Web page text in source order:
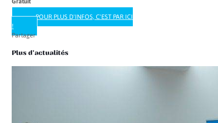
POUR PLUS D'INFOS, C'EST PAR ICI
!
Partager
Plus d'actualités